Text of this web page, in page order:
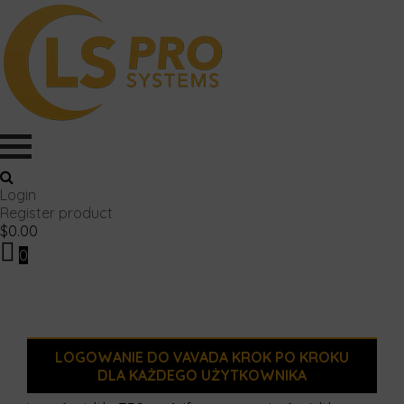
Login
Register product
$0.00
0
LOGOWANIE DO VAVADA KROK PO KROKU
DLA KAŻDEGO UŻYTKOWNIKA